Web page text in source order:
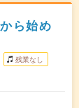
ら始め
残業なし